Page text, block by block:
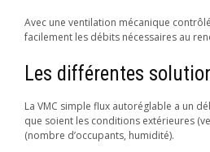
Avec une ventilation mécanique
facilement les débits nécessaires au
Les différentes
La VMC simple flux autoréglable a un
que soient les conditions extérieures
(nombre d’occupants, humidité).